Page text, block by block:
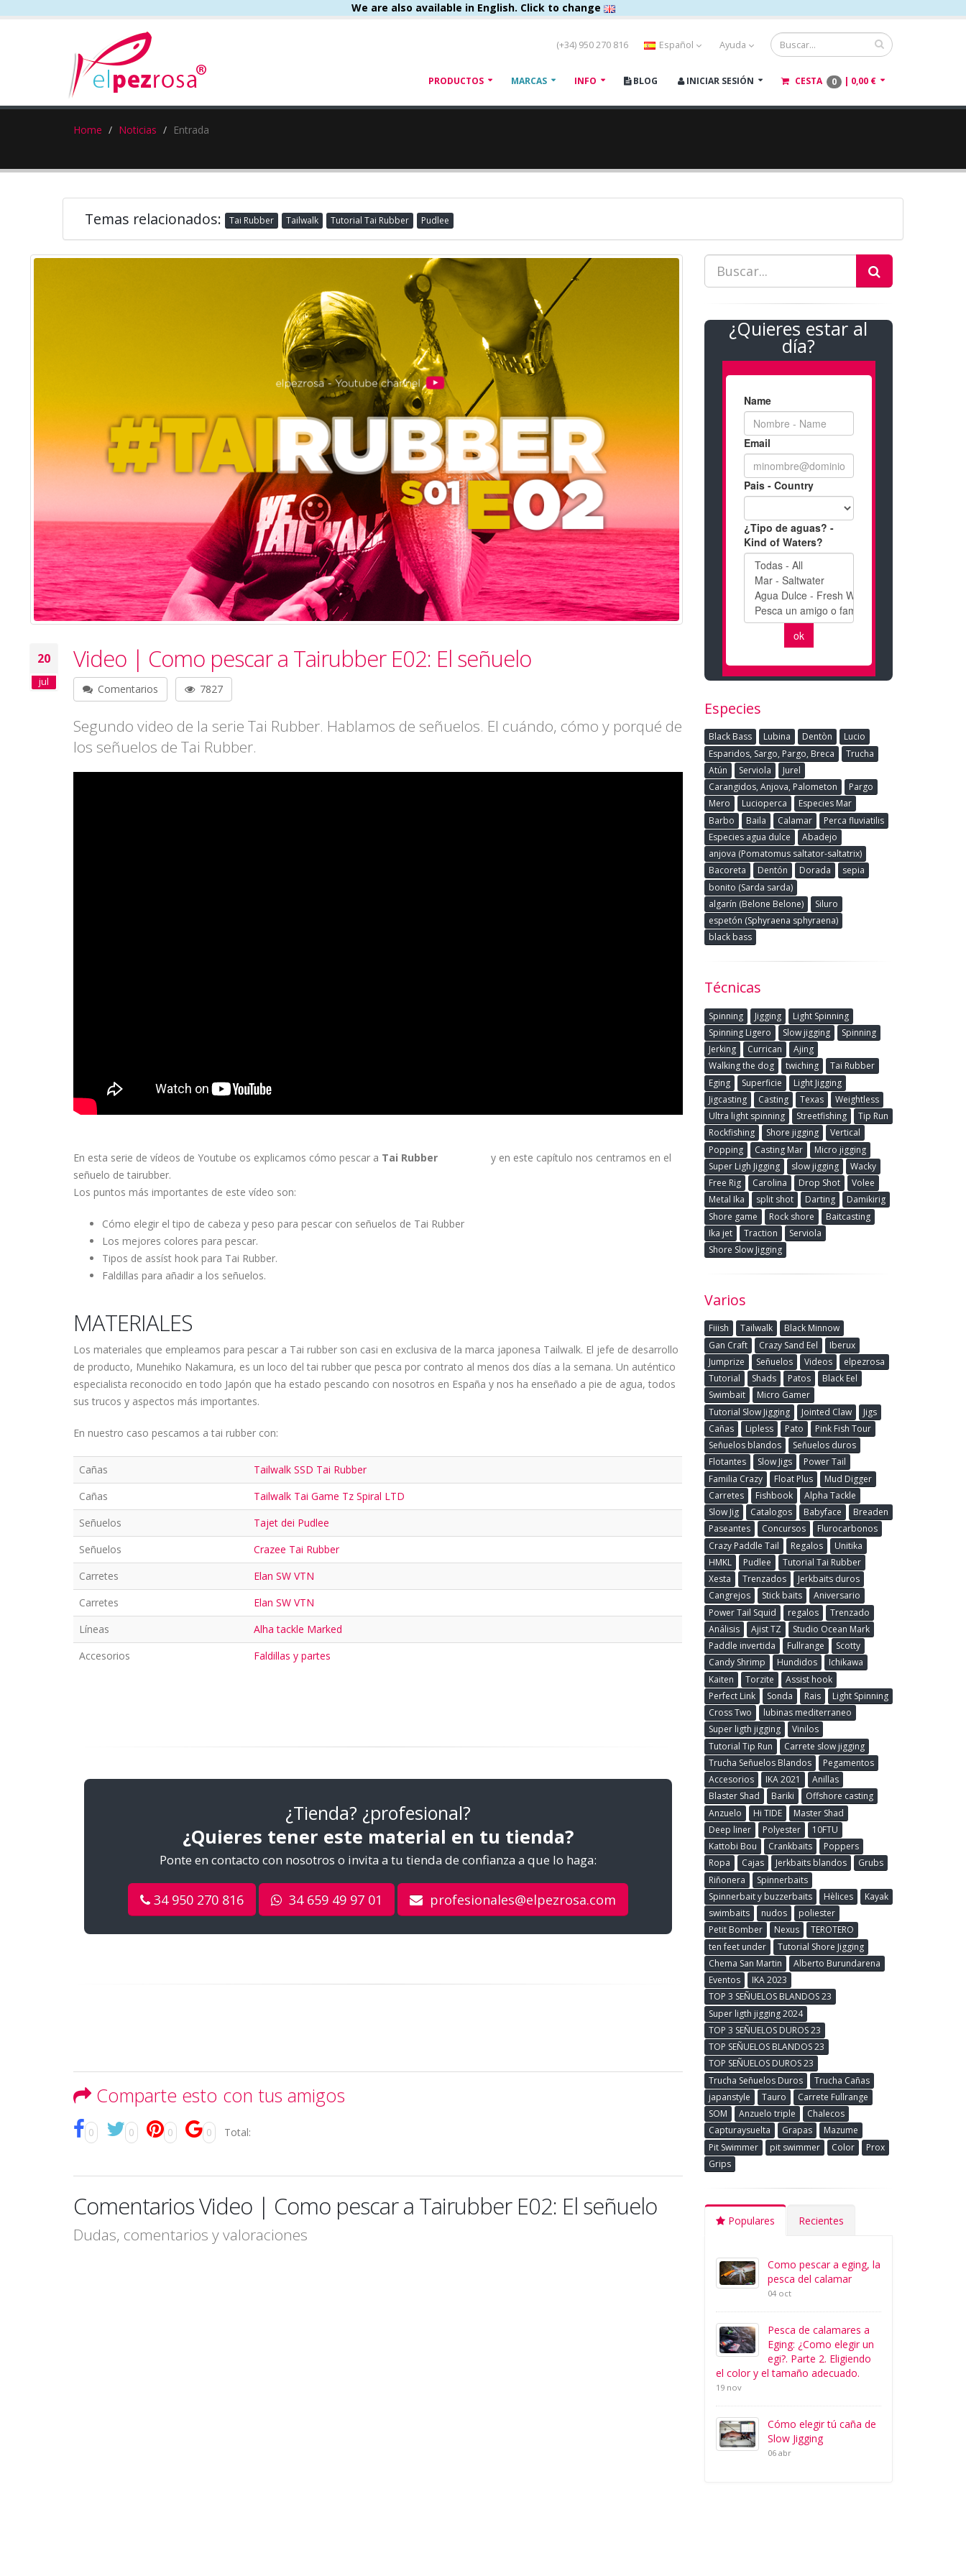
We are also available in English. Click to change
(+34) 950 270 816 Español Ayuda
PRODUCTOS MARCAS INFO BLOG INICIAR SESIÓN CESTA 0 | 0,00 €
Home Noticias Entrada
Temas relacionados: Tai Rubber Tailwalk Tutorial Tai Rubber Pudlee
20
jul
Video | Como pescar a Tairubber E02: El señuelo
Comentarios 7827
Segundo video de la serie Tai Rubber. Hablamos de señuelos. El cuándo, cómo y porqué de
los señuelos de Tai Rubber.
En esta serie de vídeos de Youtube os explicamos cómo pescar a Tai Rubber
y en este capítulo nos centramos en el
señuelo de tairubber.
Los puntos más importantes de este vídeo son:
Cómo elegir el tipo de cabeza y peso para pescar con señuelos de Tai Rubber
Los mejores colores para pescar.
Tipos de assíst hook para Tai Rubber.
Faldillas para añadir a los señuelos.
MATERIALES
Los materiales que empleamos para pescar a Tai rubber son casi en exclusiva de la marca japonesa Tailwalk. El jefe de desarrollo
de producto, Munehiko Nakamura, es un loco del tai rubber que pesca por contrato al menos dos días a la semana. Un auténtico
especialista reconocido en todo Japón que ha estado pescando con nosotros en España y nos ha enseñado a pie de agua, todos
sus trucos y aspectos más importantes.
En nuestro caso pescamos a tai rubber con:
Cañas
Tailwalk SSD Tai Rubber
Cañas
Tailwalk Tai Game Tz Spiral LTD
Señuelos
Tajet dei Pudlee
Señuelos
Crazee Tai Rubber
Carretes
Elan SW VTN
Carretes
Elan SW VTN
Líneas
Alha tackle Marked
Accesorios
Faldillas y partes
¿Tienda? ¿profesional?
¿Quieres tener este material en tu tienda?
Ponte en contacto con nosotros o invita a tu tienda de confianza a que lo haga:
34 950 270 816 34 659 49 97 01 profesionales@elpezrosa.com
Comparte esto con tus amigos
0 0 0 0 Total:
Comentarios Video | Como pescar a Tairubber E02: El señuelo
Dudas, comentarios y valoraciones
¿Quieres estar al
día?
Especies
Black Bass Lubina Dentòn
Lucio
Esparidos, Sargo, Pargo, Breca
Trucha
Atún
Serviola
Jurel
Carangidos, Anjova, Palometon
Pargo
Mero
Lucioperca
Especies Mar
Barbo
Baila Calamar
Perca fluviatilis
Especies agua dulce
Abadejo
anjova (Pomatomus saltator-saltatrix)
Bacoreta
Dentón Dorada
sepia
bonito (Sarda sarda)
algarín (Belone Belone)
Siluro
espetón (Sphyraena sphyraena)
black bass
Técnicas
Spinning Jigging
Light Spinning
Spinning Ligero
Slow jigging
Spinning
Jerking
Currican
Ajing
Walking the dog
twiching
Tai Rubber
Eging
Superficie
Light Jigging
Jigcasting
Casting Texas
Weightless
Ultra light spinning
Streetfishing
Tip Run
Rockfishing
Shore jigging
Vertical
Popping
Casting Mar
Micro jigging
Super Ligh Jigging
slow jigging
Wacky
Free Rig
Carolina Drop Shot
Volee
Metal Ika
split shot Darting
Damikirig
Shore game
Rock shore
Baitcasting
Ika jet
Traction
Serviola
Shore Slow Jigging
Varios
Fiiish Tailwalk
Black Minnow
Gan Craft
Crazy Sand Eel
Iberux
Jumprize
Señuelos Videos
elpezrosa
Tutorial
Shads Patos
Black Eel
Swimbait
Micro Gamer
Tutorial Slow Jigging
Jointed Claw
Jigs
Cañas
Lipless Pato
Pink Fish Tour
Señuelos blandos
Señuelos duros
Flotantes
Slow Jigs
Power Tail
Familia Crazy
Float Plus
Mud Digger
Carretes
Fishbook
Alpha Tackle
Slow Jig
Catalogos Babyface
Breaden
Paseantes
Concursos
Flurocarbonos
Crazy Paddle Tail
Regalos
Unitika
HMKL
Pudlee
Tutorial Tai Rubber
Xesta
Trenzados
Jerkbaits duros
Cangrejos
Stick baits
Aniversario
Power Tail Squid
regalos
Trenzado
Análisis
Ajist TZ
Studio Ocean Mark
Paddle invertida
Fullrange
Scotty
Candy Shrimp
Hundidos
Ichikawa
Kaiten
Torzite
Assist hook
Perfect Link
Sonda Rais
Light Spinning
Cross Two
lubinas mediterraneo
Super ligth jigging
Vinilos
Tutorial Tip Run
Carrete slow jigging
Trucha Señuelos Blandos
Pegamentos
Accesorios
IKA 2021
Anillas
Blaster Shad
Bariki
Offshore casting
Anzuelo
Hi TIDE
Master Shad
Deep liner
Polyester
10FTU
Kattobi Bou
Crankbaits
Poppers
Ropa
Cajas Jerkbaits blandos
Grubs
Riñonera
Spinnerbaits
Spinnerbait y buzzerbaits
Hèlices
Kayak
swimbaits
nudos
poliester
Petit Bomber
Nexus
TEROTERO
ten feet under
Tutorial Shore Jigging
Chema San Martin
Alberto Burundarena
Eventos
IKA 2023
TOP 3 SEÑUELOS BLANDOS 23
Super ligth jigging 2024
TOP 3 SEÑUELOS DUROS 23
TOP SEÑUELOS BLANDOS 23
TOP SEÑUELOS DUROS 23
Trucha Señuelos Duros
Trucha Cañas
japanstyle
Tauro
Carrete Fullrange
SOM
Anzuelo triple
Chalecos
Capturaysuelta
Grapas
Mazume
Pit Swimmer
pit swimmer Color
Prox
Grips
Populares Recientes
Como pescar a eging, la
pesca del calamar
04 oct
Pesca de calamares a
Eging: ¿Como elegir un
egi?. Parte 2. Eligiendo
el color y el tamaño adecuado.
19 nov
Cómo elegir tú caña de
Slow Jigging
06 abr